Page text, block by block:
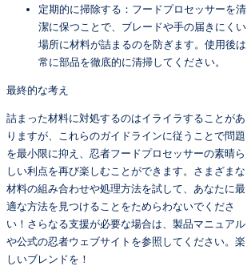
定期的に掃除する：フードプロセッサーを清
潔に保つことで、ブレードや手の届きにくい
場所に材料が詰まるのを防ぎます。使用後は
常に部品を徹底的に清掃してください。
最終的な考え
詰まった材料に対処するのはイライラすることがあ
りますが、これらのガイドラインに従うことで問題
を最小限に抑え、忍者フードプロセッサーの素晴ら
しい利点を再び楽しむことができます。さまざまな
材料の組み合わせや処理方法を試して、あなたに最
適な方法を見つけることをためらわないでくださ
い！さらなる支援が必要な場合は、製品マニュアル
や公式の忍者ウェブサイトを参照してください。楽
しいブレンドを！